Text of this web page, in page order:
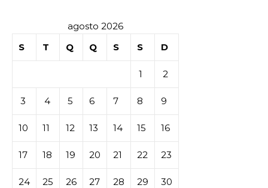
agosto 2026
S
T Q Q S S D
1 2
3 4 5 6 7 8 9
10 11 12 13 14 15 16
17 18 19 20 21 22 23
24 25 26 27 28 29 30